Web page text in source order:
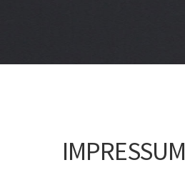
IMPRESSUM